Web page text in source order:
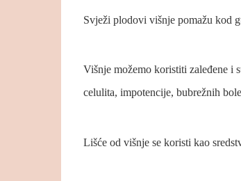
Svježi plodovi višnje pomažu kod
Višnje možemo koristiti zaleđene i
celulita, impotencije, bubrežnih
Lišće od višnje se koristi kao